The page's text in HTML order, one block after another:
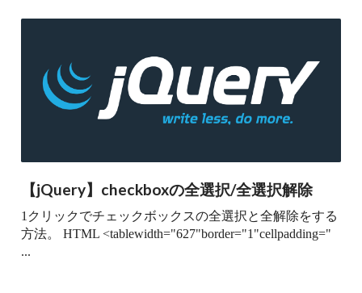
【jQuery】checkboxの全選択/全選択解除
1クリックでチェックボックスの全選択と全解除をする
方法。 HTML <tablewidth="627"border="1"cellpadding="
...